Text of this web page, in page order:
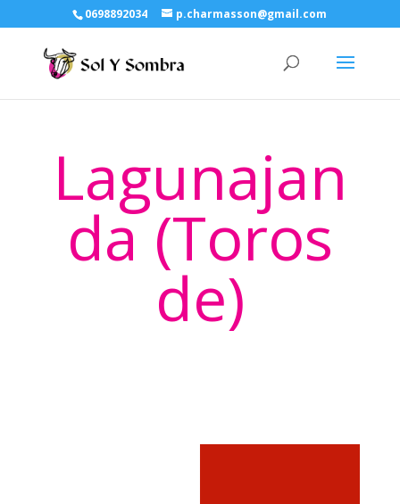
0698892034 p.charmasson@gmail.com
Lagunajan
da (Toros
de)